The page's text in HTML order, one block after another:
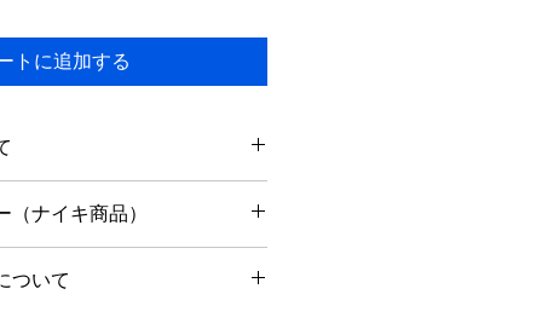
トに追加する
ません。
ナイキ商品）
箱・タグなど揃った状態に限りま
ついて